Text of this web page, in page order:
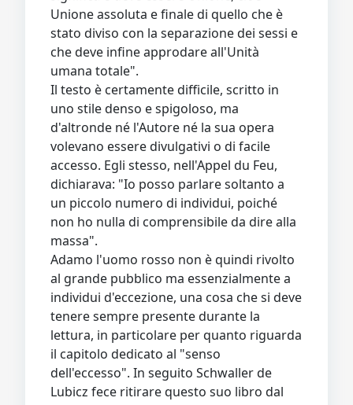
Unione assoluta e finale di quello che è
stato diviso con la separazione dei sessi e
che deve infine approdare all'Unità
umana totale".
Il testo è certamente difficile, scritto in
uno stile denso e spigoloso, ma
d'altronde né l'Autore né la sua opera
volevano essere divulgativi o di facile
accesso. Egli stesso, nell'Appel du Feu,
dichiarava: "Io posso parlare soltanto a
un piccolo numero di individui, poiché
non ho nulla di comprensibile da dire alla
massa".
Adamo l'uomo rosso non è quindi rivolto
al grande pubblico ma essenzialmente a
individui d'eccezione, una cosa che si deve
tenere sempre presente durante la
lettura, in particolare per quanto riguarda
il capitolo dedicato al "senso
dell'eccesso". In seguito Schwaller de
Lubicz fece ritirare questo suo libro dal